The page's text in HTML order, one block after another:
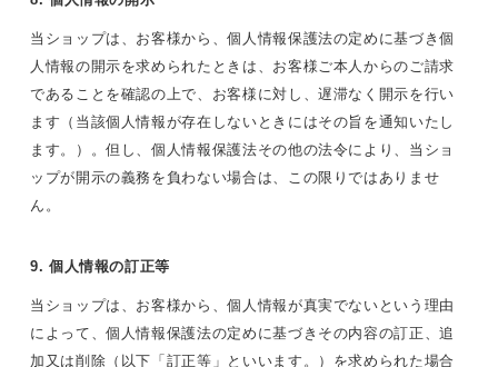
当ショップは、お客様から、個人情報保護法の定めに基づき個
人情報の開示を求められたときは、お客様ご本人からのご請求
であることを確認の上で、お客様に対し、遅滞なく開示を行い
ます（当該個人情報が存在しないときにはその旨を通知いたし
ます。）。但し、個人情報保護法その他の法令により、当ショ
ップが開示の義務を負わない場合は、この限りではありませ
ん。
9. 個人情報の訂正等
当ショップは、お客様から、個人情報が真実でないという理由
によって、個人情報保護法の定めに基づきその内容の訂正、追
加又は削除（以下「訂正等」といいます。）を求められた場合